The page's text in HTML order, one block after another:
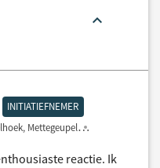
INITIATIEFNEMER
Mettegeupel
reactie. Ik